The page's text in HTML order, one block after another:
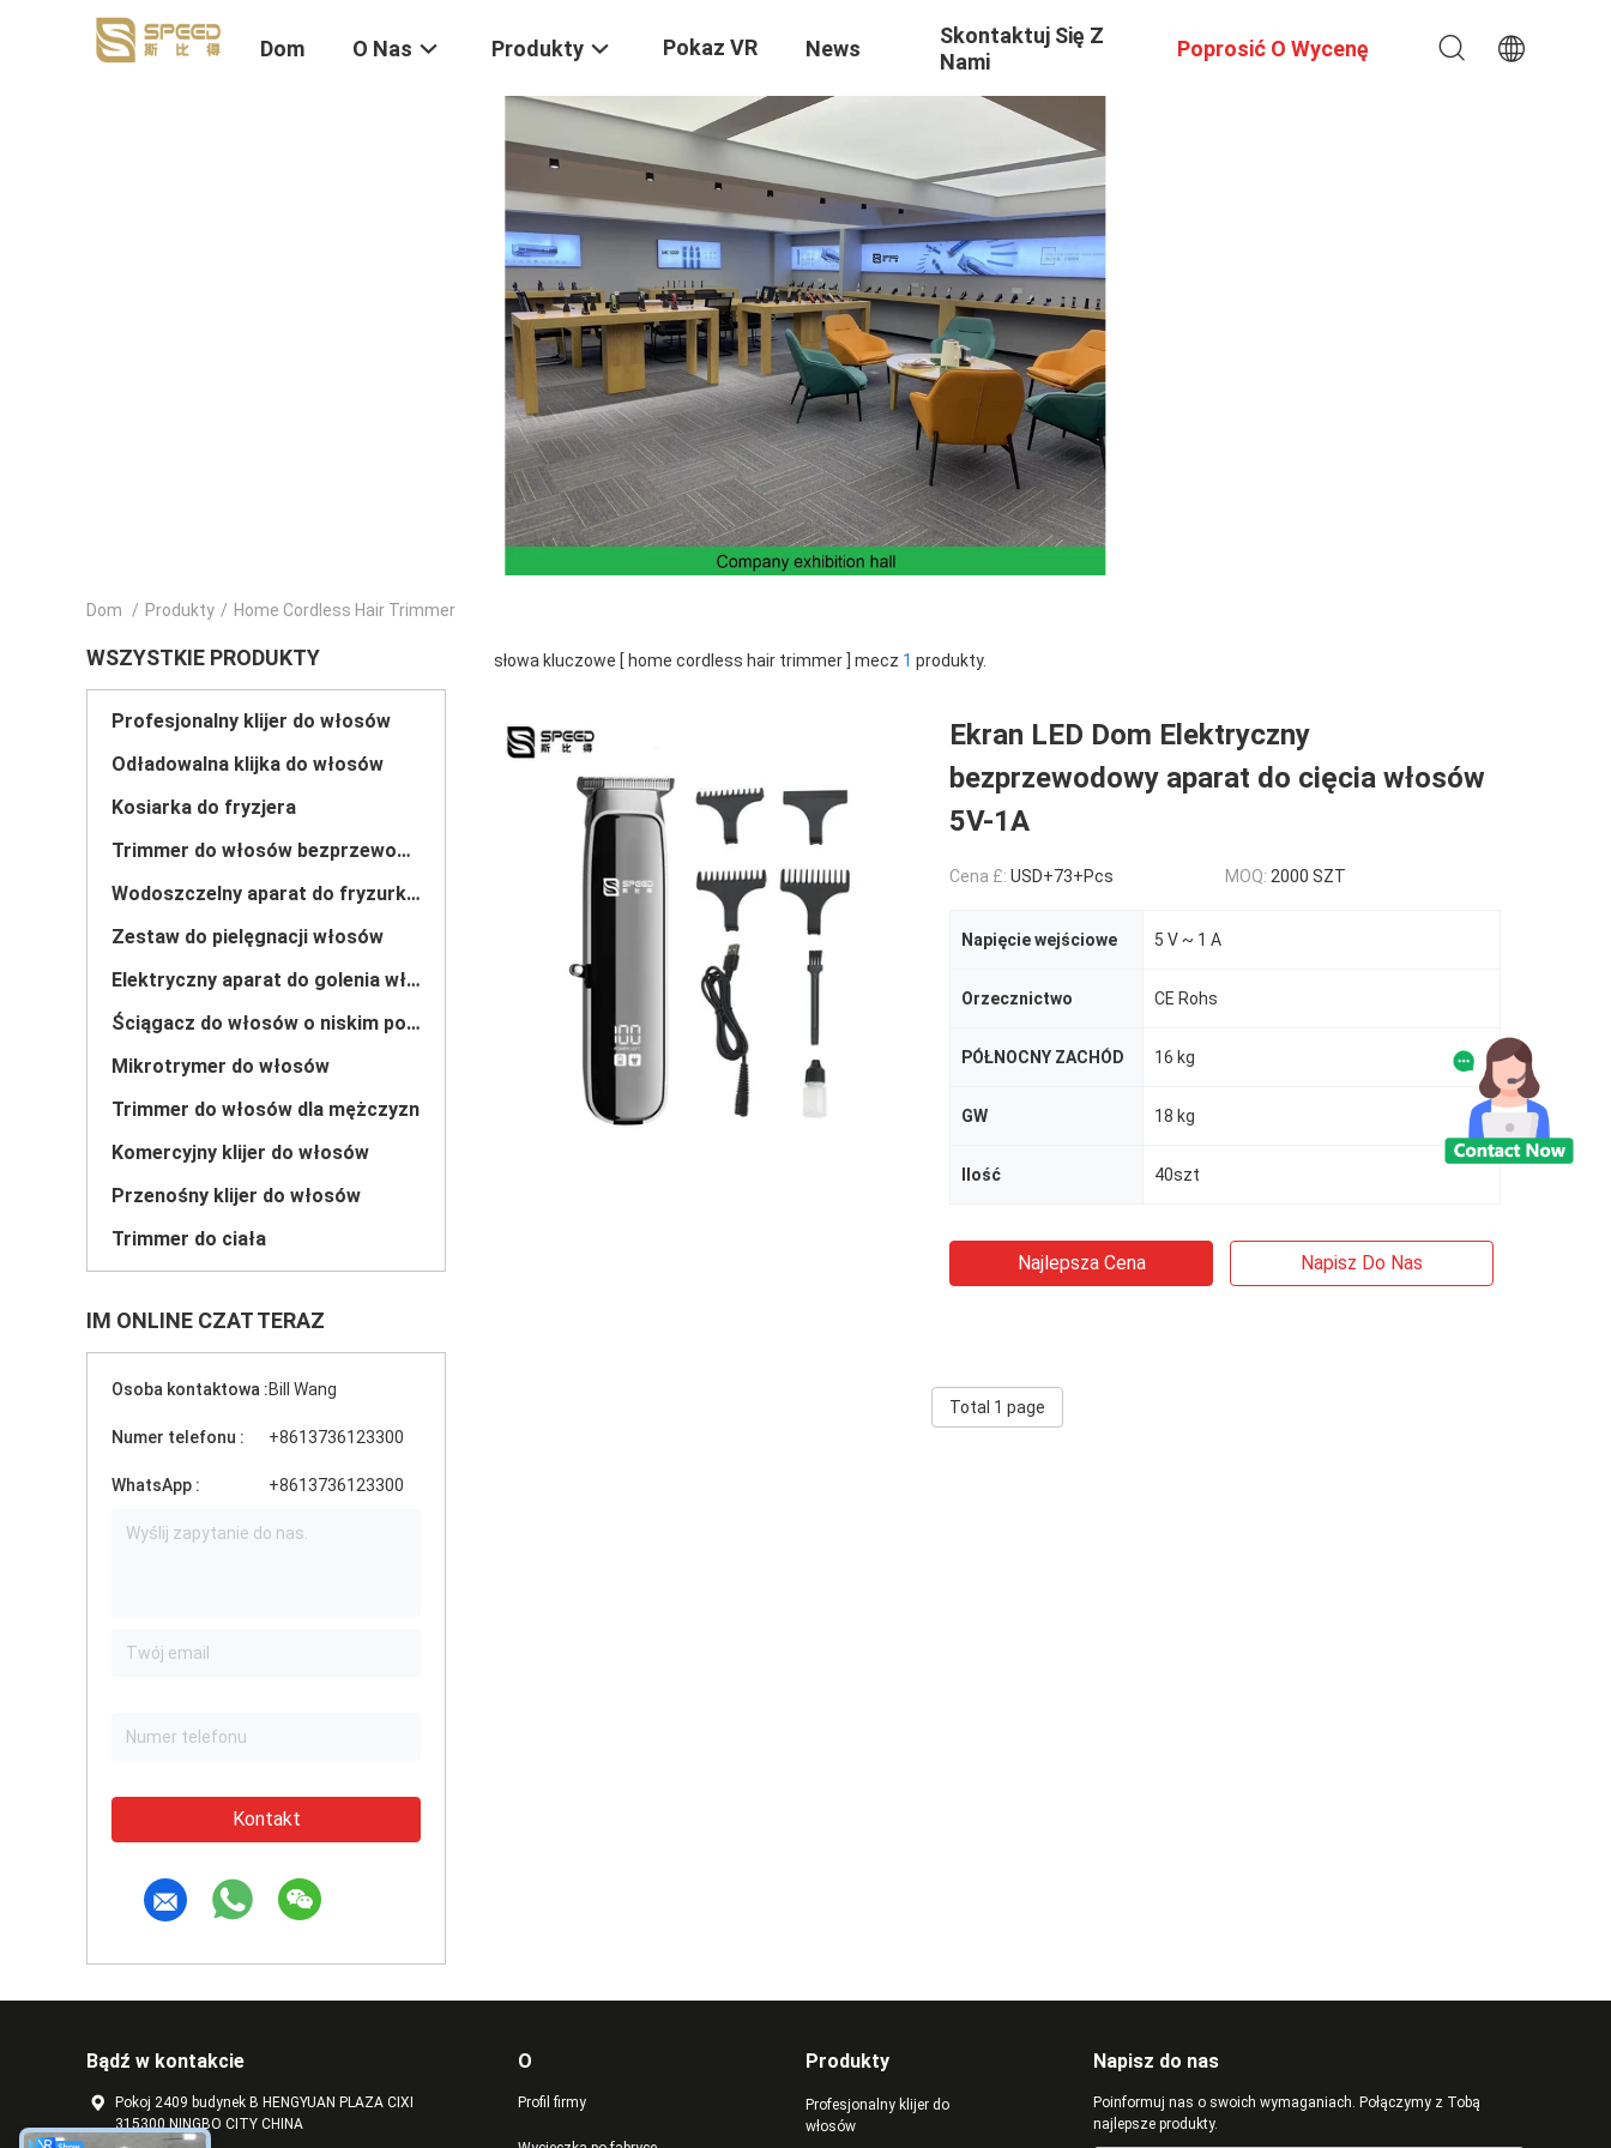
Dom O Nas Produkty Pokaz VR News
Skontaktuj Się Z
Nami
Poprosić O Wycenę
Dom / Produkty / Home Cordless Hair Trimmer
WSZYSTKIE PRODUKTY
Profesjonalny klijer do włosów
Odładowalna klijka do włosów
Kosiarka do fryzjera
Trimmer do włosów bezprzewodowy
Wodoszczelny aparat do fryzurki włosów
Zestaw do pielęgnacji włosów
Elektryczny aparat do golenia włosów
Ściągacz do włosów o niskim poziomie hałasu
Mikrotrymer do włosów
Trimmer do włosów dla mężczyzn
Komercyjny klijer do włosów
Przenośny klijer do włosów
Trimmer do ciała
IM ONLINE CZAT TERAZ
Osoba kontaktowa :Bill Wang
Numer telefonu : +8613736123300
WhatsApp : +8613736123300
Kontakt
słowa kluczowe [ home cordless hair trimmer ] mecz 1 produkty.
Ekran LED Dom Elektryczny
bezprzewodowy aparat do cięcia włosów
5V-1A
Cena £: USD+73+Pcs MOQ: 2000 SZT
Napięcie wejściowe 5 V ~ 1 A
Orzecznictwo CE Rohs
PÓŁNOCNY ZACHÓD 16 kg
GW 18 kg
Ilość 40szt
Najlepsza Cena Napisz Do Nas
Total 1 page
Bądź w kontakcie
Pokoj 2409 budynek B HENGYUAN PLAZA CIXI
315300 NINGBO CITY CHINA
O
Profil firmy
Produkty
Profesjonalny klijer do
włosów
Napisz do nas
Poinformuj nas o swoich wymaganiach. Połączymy z Tobą
najlepsze produkty.